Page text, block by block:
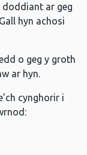
ar geg
hyn achosi
o geg y groth
ar hyn.
cynghorir i